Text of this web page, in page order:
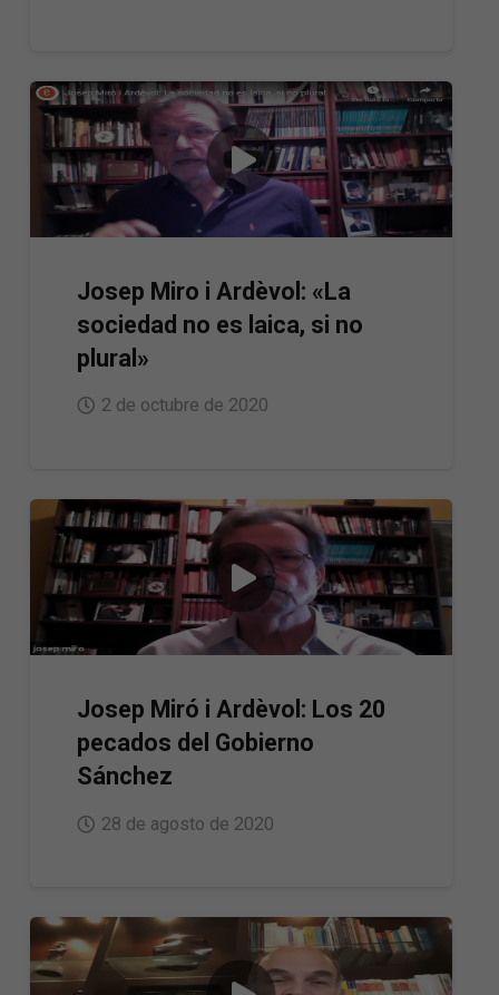
Josep Miro i Ardèvol: «La
sociedad no es laica, si no
plural»
2 de octubre de 2020
Josep Miró i Ardèvol: Los 20
pecados del Gobierno
Sánchez
28 de agosto de 2020